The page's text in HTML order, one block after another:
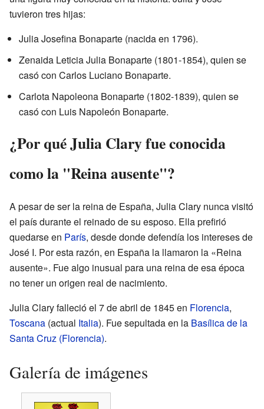
tuvieron tres hijas:
Julia Josefina Bonaparte (nacida en 1796).
Zenaida Leticia Julia Bonaparte (1801-1854), quien se
casó con Carlos Luciano Bonaparte.
Carlota Napoleona Bonaparte (1802-1839), quien se
casó con Luis Napoleón Bonaparte.
¿Por qué Julia Clary fue conocida
como la "Reina ausente"?
A pesar de ser la reina de España, Julia Clary nunca visitó
el país durante el reinado de su esposo. Ella prefirió
quedarse en París, desde donde defendía los intereses de
José I. Por esta razón, en España la llamaron la «Reina
ausente». Fue algo inusual para una reina de esa época
no tener un origen real de nacimiento.
Julia Clary falleció el 7 de abril de 1845 en Florencia,
Toscana (actual Italia). Fue sepultada en la Basílica de la
Santa Cruz (Florencia).
Galería de imágenes